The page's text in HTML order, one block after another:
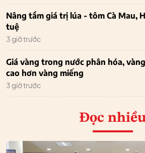
Nâng tầm giá trị lúa - tôm Cà Mau,
tuệ
3 giờ trước
Giá vàng trong nước phân hóa,
cao hơn vàng miếng
3 giờ trước
Đọc